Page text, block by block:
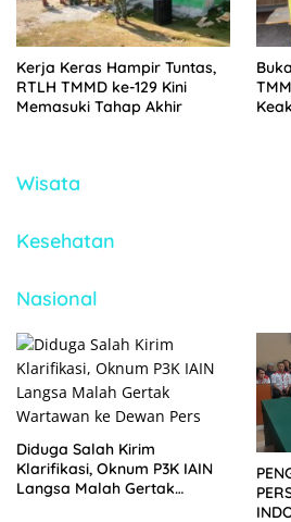
Kerja Keras Hampir Tuntas,
RTLH TMMD ke-129 Kini
Memasuki Tahap Akhir
Wisata
Kesehatan
Nasional
Diduga Salah Kirim
Klarifikasi, Oknum P3K IAIN
Langsa Malah Gertak